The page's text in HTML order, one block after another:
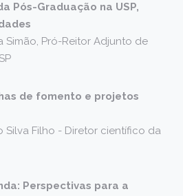
Pós-Graduação na USP,
Simão, Pró-Reitor Adjunto de
de fomento e projetos
Silva Filho - Diretor científico da
Perspectivas para a